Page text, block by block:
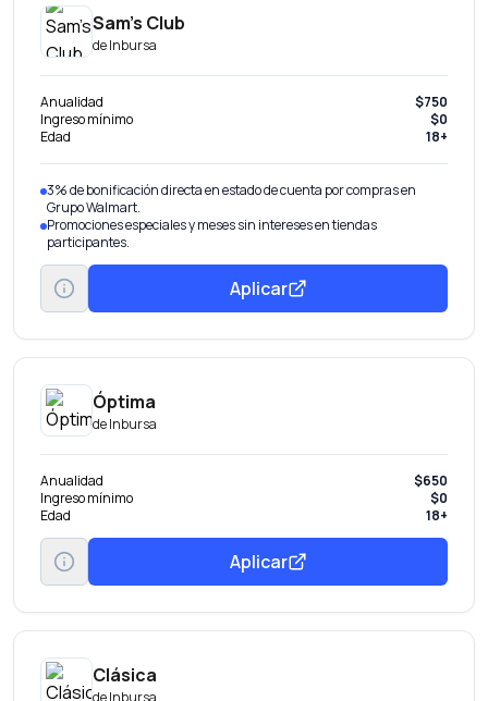
Sam’s Club
deInbursa
Anualidad
$750
Ingreso mínimo
$0
Edad
18+
3% de bonificación directa en estado de cuenta por compras en
Grupo Walmart.
Promociones especiales y meses sin intereses en tiendas
participantes.
Aplicar
Óptima
deInbursa
Anualidad
$650
Ingreso mínimo
$0
Edad
18+
Aplicar
Clásica
deInbursa